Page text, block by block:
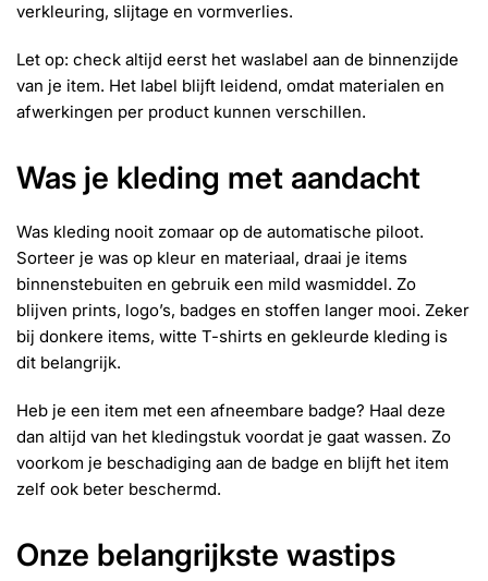
verkleuring, slijtage en vormverlies.
Let op: check altijd eerst het waslabel aan de binnenzijde
van je item. Het label blijft leidend, omdat materialen en
afwerkingen per product kunnen verschillen.
Was je kleding met aandacht
Was kleding nooit zomaar op de automatische piloot.
Sorteer je was op kleur en materiaal, draai je items
binnenstebuiten en gebruik een mild wasmiddel. Zo
blijven prints, logo’s, badges en stoffen langer mooi. Zeker
bij donkere items, witte T-shirts en gekleurde kleding is
dit belangrijk.
Heb je een item met een afneembare badge? Haal deze
dan altijd van het kledingstuk voordat je gaat wassen. Zo
voorkom je beschadiging aan de badge en blijft het item
zelf ook beter beschermd.
Onze belangrijkste wastips